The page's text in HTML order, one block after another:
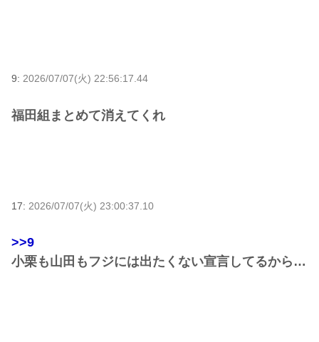
9: 2026/07/07(火) 22:56:17.44
福田組まとめて消えてくれ
17: 2026/07/07(火) 23:00:37.10
>>9
小栗も山田もフジには出たくない宣言してるから…